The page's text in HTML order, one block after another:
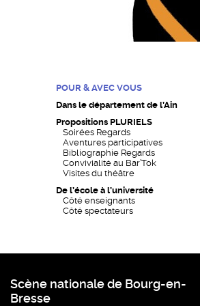
POUR & AVEC VOUS
Dans le département de l’Ain
Propositions PLURIELS
Soirées Regards
Aventures participatives
Bibliographie Regards
Convivialité au Bar’Tok
Visites du théâtre
De l’école à l’université
Côté enseignants
Côté spectateurs
Scène nationale de Bourg-en-
Bresse